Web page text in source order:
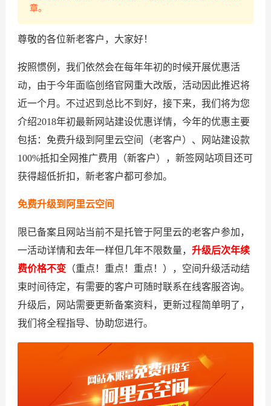
章。
尊敬的各位新老客户，大家好！
按照惯例，我们依然会在每年年初的时候开展优惠活
动，由于今年面临创络官网重大改版，活动因此推迟将
近一个月。不过迟到总比不到好，接下来，我们将为您
介绍2018年初最新网站建设优惠详情，今年的优惠主要
包括：免费升级到阿里云空间（老客户）、网站建设款
100%抵扣全网推广费用（新客户），新签网站项目还可
获得超低折扣，新老客户都可参加。
免费升级到阿里云空间
限已备案且网站当前不是托管于阿里云的老客户参加，
一活动详情和去年一样但几年不限数量， 升级后次年续
费价格不变（重点！重点！重点！），空间升级活动结
束时间待定，有需要的客户可随时联系在线客服咨询。
升级后，网站需要更新备案资料，更新过程简单明了，
我们将全程指导、协助您进行。